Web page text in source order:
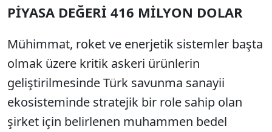
Sesi Aç
PİYASA DEĞERİ 416 MİLYON DOLAR
Mühimmat, roket ve enerjetik sistemler başta
olmak üzere kritik askeri ürünlerin
geliştirilmesinde Türk savunma sanayii
ekosisteminde stratejik bir role sahip olan
şirket için belirlenen muhammen bedel